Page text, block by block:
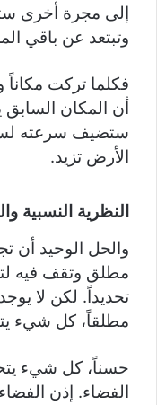
إلى مجرة أخرى
وتبتعد عن باقي
فكلما تركت
أن المكان السابق
ستضيف سرعته
الأرض تزيد.
النظرية النسبية
والحل الوحيد أن
مطلق وتقف فيه
تحديداً. لكن لا
مطلقاً، كل شيء
حسناً، كل شيء
الفضاء. إذن